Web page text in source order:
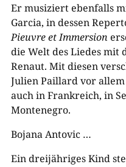
Er musiziert ebenfalls
Garcia, in dessen
Pieuvre et Immersion
die Welt des Liedes mit
Renaut. Mit diesen
Julien Paillard vor
auch in Frankreich, in
Montenegro.
Bojana Antovic …
Ein dreijähriges Kind